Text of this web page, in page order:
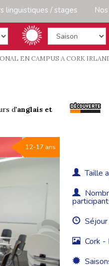
linguistiques / stages
EN CAMPUS A CORK
d'anglais et
12-17 ans
Taille
Cork -